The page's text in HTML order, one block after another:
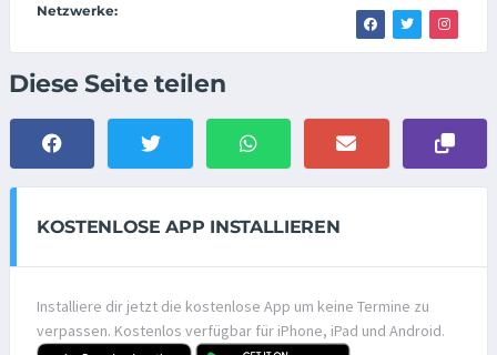
Netzwerke:
Diese Seite teilen
KOSTENLOSE APP INSTALLIEREN
Installiere dir jetzt die kostenlose App um keine Termine zu
verpassen. Kostenlos verfügbar für iPhone, iPad und Android.